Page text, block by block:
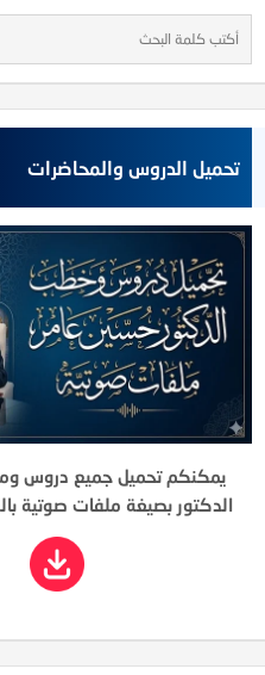
تحميل الدروس والمحاضرات
يمكنكم تحميل جميع دروس
الدكتور بصيغة ملفات صوتية